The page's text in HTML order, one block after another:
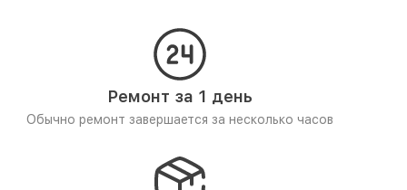
Ремонт за 1 день
Обычно ремонт завершается за несколько часов